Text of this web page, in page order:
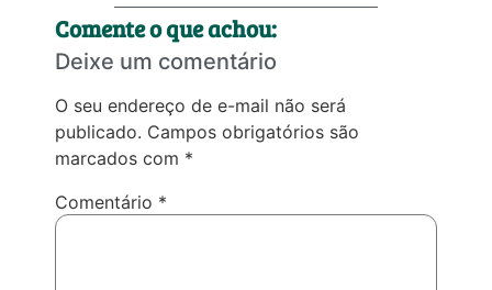
Comente o que achou:
Deixe um comentário
O seu endereço de e-mail não será
publicado. Campos obrigatórios são
marcados com *
Comentário *